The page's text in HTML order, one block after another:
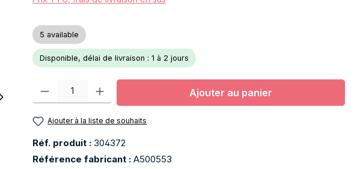
5 available
Disponible, délai de livraison : 1 à 2 jours
Quantité de produit : Entrez la quantité souhaitée ou utilisez les boutons pour
Ajouter au panier
Ajouter à la liste de souhaits
Réf. produit : 304372
Référence fabricant : A500553